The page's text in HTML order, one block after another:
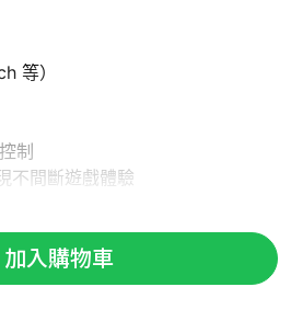
等）
制
不間斷遊戲體驗
加入購物車